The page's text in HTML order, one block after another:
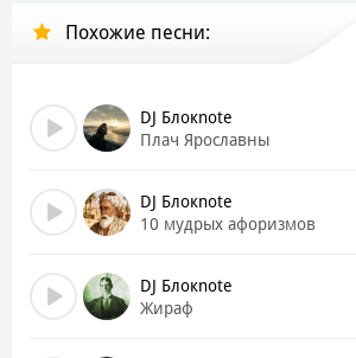
И гром гремит по небесам
Я удаляюсь от морей
В гостеприимные дубровы
И жалок мне рыбак суровый
Игралище слепой пучины
А я в надежной тишине
Внимаю шум ручья долины.
Похожие песни:
DJ Блокnote
Плач Ярославны
DJ Блокnote
10 мудрых афоризмов
DJ Блокnote
Жираф